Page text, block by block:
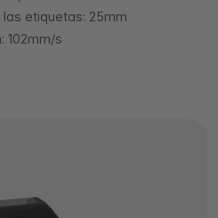
etiquetas: 25mm
102mm/s